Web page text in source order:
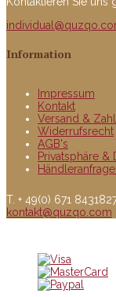
Information
Impressum
Kontakt
Versand &
Widerrufsrecht
AGB's
Privatsphäre &
T. + 49(0) 671
kontakt@quzqo.com